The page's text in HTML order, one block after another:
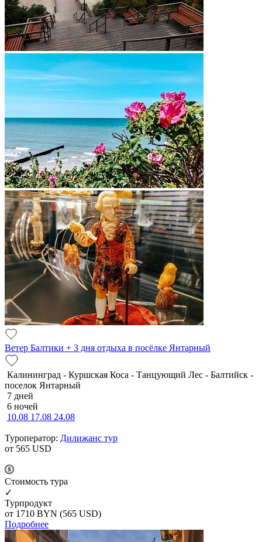
Ветер Балтики + 3 дня отдыха в посёлке Янтарный
Калининград - Куршская Коса - Танцующий Лес - Балтийск -
поселок Янтарный
7 дней
6 ночей
10.08 17.08 24.08
Туроператор: Дилижанс тур
от 565 USD
Cтоимость тура
✓
Турпродукт
от 1710 BYN (565 USD)
Подробнее